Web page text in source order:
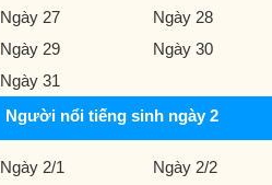
Ngày 27
Ngày 28
Ngày 29
Ngày 30
Ngày 31
Người nổi tiếng sinh ngày 2
Ngày 2/1
Ngày 2/2